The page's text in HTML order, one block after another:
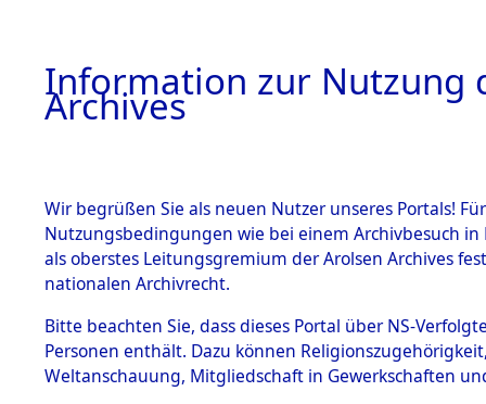
BESTÄNDE
1.
Inhaftierungsdoku
mente
1.2.9 Beim ITS
0020
Information zur Nutzung
Archives
Wir begrüßen Sie als neuen Nutzer unseres Portals!
Nutzungsbedingungen wie bei einem Archivbesuch
als oberstes Leitungsgremium der Arolsen Archives
nationalen Archivrecht.
Bitte beachten Sie, dass dieses Portal über NS-
Personen enthält. Dazu können
Weltanschauung, Mitgliedschaft in Gewerkschaften